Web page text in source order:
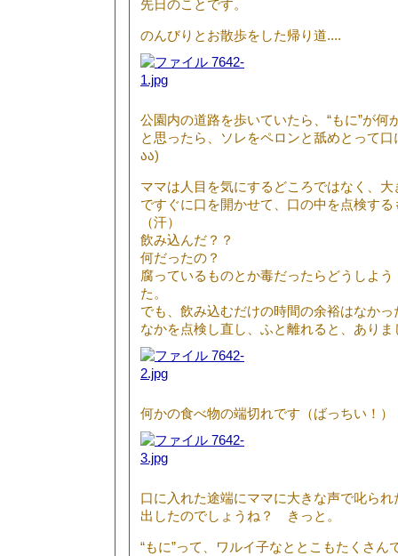
先日のことです。
のんびりとお散歩をした帰り道....
公園内の道路を歩いていたら、“もに”が何
と思ったら、ソレをペロンと舐めとって
აა)
ママは人目を気にするどころではなく、
ですぐに口を開かせて、口の中を点検す
（汗）
飲み込んだ？？
何だったの？
腐っているものとか毒だったらどうしよ
た。
でも、飲み込むだけの時間の余裕はなか
なかを点検し直し、ふと離れると、ありま
何かの食べ物の端切れです（ばっちい！）
口に入れた途端にママに大きな声で叱ら
出したのでしょうね？ きっと。
“もに”って、ワルイ子なととこもたくさん